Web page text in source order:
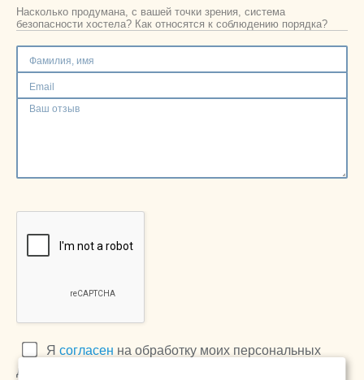
Насколько продумана, с вашей точки зрения, система
безопасности хостела? Как относятся к соблюдению порядка?
Я согласен на обработку моих персональных
данных в соответствии с
Москва
+7 (495) 646-74-40
Петербург
+7 (812) 418-22-18
Полная версия сайта